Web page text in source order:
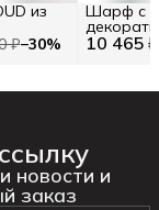
₽−30%
из
10 465 ₽
Шарф с
новости и
заказ